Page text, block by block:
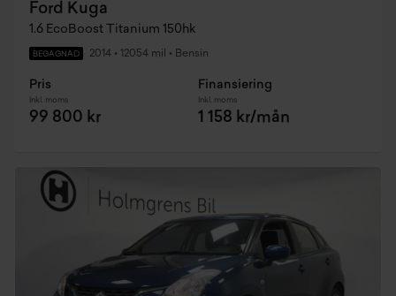
Ford Kuga
1.6 EcoBoost Titanium 150hk
BEGAGNAD 2014 • 12054 mil • Bensin
Pris
Inkl. moms
99 800 kr
Finansiering
Inkl. moms
1 158 kr/mån